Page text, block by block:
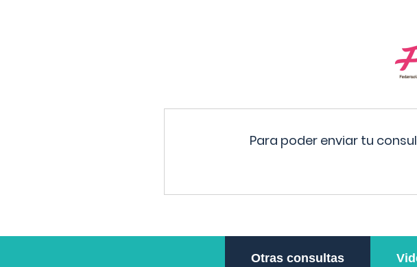
Para poder enviar tu
Otras consultas